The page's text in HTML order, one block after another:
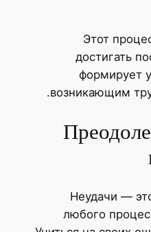
Этот
достигать
формирует
возникающим
Неудачи —
любого